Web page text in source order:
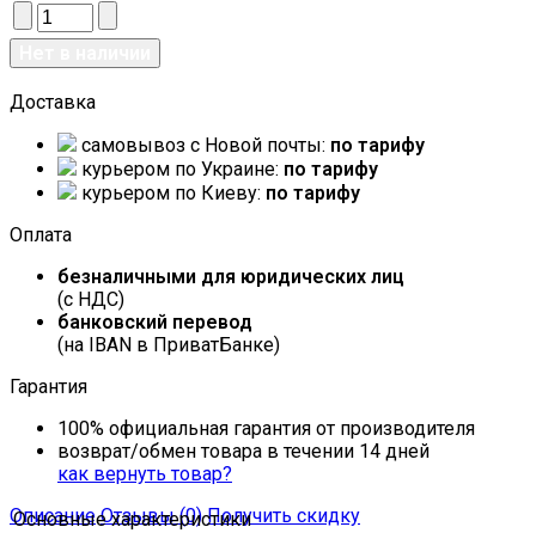
Доставка
самовывоз c Новой почты: по тарифу
курьером по Украине: по тарифу
курьером по Киеву: по тарифу
Оплата
безналичными для юридических лиц
(с НДС)
банковский перевод
(на IBAN в ПриватБанке)
Гарантия
100% официальная гарантия от производителя
возврат/обмен товара в течении 14 дней
как вернуть товар?
Описание Отзывы (0) Получить скидку
Основные характеристики